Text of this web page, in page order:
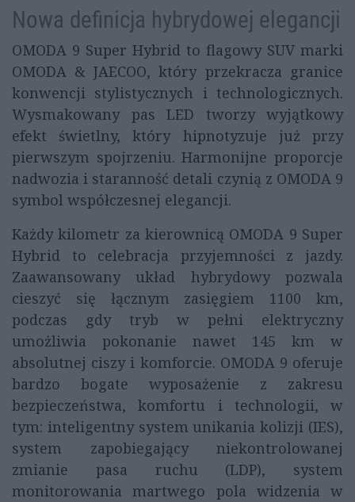
Nowa definicja hybrydowej elegancji
OMODA 9 Super Hybrid to flagowy SUV marki
OMODA & JAECOO, który przekracza granice
konwencji stylistycznych i technologicznych.
Wysmakowany pas LED tworzy wyjątkowy
efekt świetlny, który hipnotyzuje już przy
pierwszym spojrzeniu. Harmonijne proporcje
nadwozia i staranność detali czynią z OMODA 9
symbol współczesnej elegancji.
Każdy kilometr za kierownicą OMODA 9 Super
Hybrid to celebracja przyjemności z jazdy.
Zaawansowany układ hybrydowy pozwala
cieszyć się łącznym zasięgiem 1100 km,
podczas gdy tryb w pełni elektryczny
umożliwia pokonanie nawet 145 km w
absolutnej ciszy i komforcie. OMODA 9 oferuje
bardzo bogate wyposażenie z zakresu
bezpieczeństwa, komfortu i technologii, w
tym: inteligentny system unikania kolizji (IES),
system zapobiegający niekontrolowanej
zmianie pasa ruchu (LDP), system
monitorowania martwego pola widzenia w